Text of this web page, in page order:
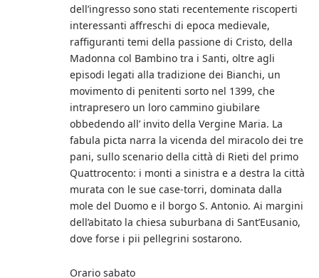
dell’ingresso sono stati recentemente riscoperti
interessanti affreschi di epoca medievale,
raffiguranti temi della passione di Cristo, della
Madonna col Bambino tra i Santi, oltre agli
episodi legati alla tradizione dei Bianchi, un
movimento di penitenti sorto nel 1399, che
intrapresero un loro cammino giubilare
obbedendo all’ invito della Vergine Maria. La
fabula picta narra la vicenda del miracolo dei tre
pani, sullo scenario della città di Rieti del primo
Quattrocento: i monti a sinistra e a destra la città
murata con le sue case-torri, dominata dalla
mole del Duomo e il borgo S. Antonio. Ai margini
dell’abitato la chiesa suburbana di Sant’Eusanio,
dove forse i pii pellegrini sostarono.
Orario sabato